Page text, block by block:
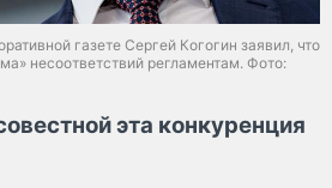
газете Сергей Когогин заявил, что
несоответствий регламентам. Фото:
эта конкуренция